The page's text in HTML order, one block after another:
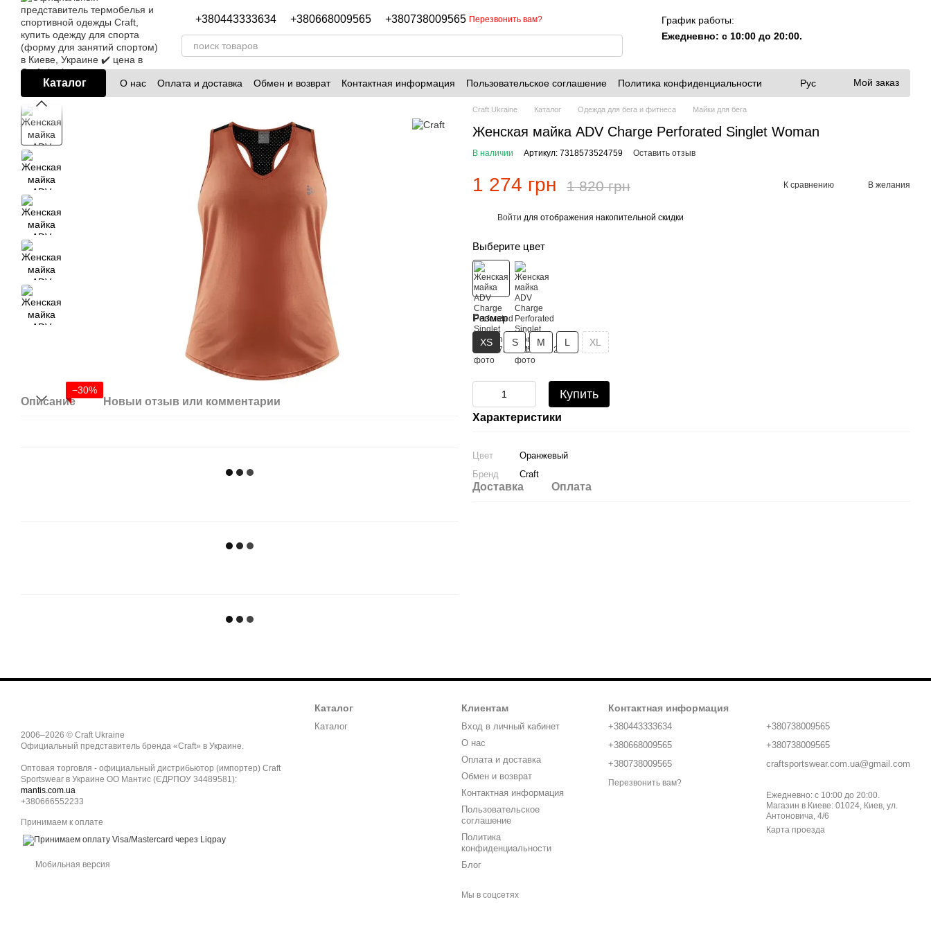
Перейти к основному контенту
+380443333634 +380668009565 +380738009565 Перезвонить вам?
График работы:
Ежедневно: с 10:00 до 20:00.
Каталог О нас Оплата и доставка Обмен и возврат Контактная информация Пользовательское соглашение
Политика конфиденциальности
Блог
Рус Мой заказ
−30%
Описание Новый отзыв или комментарий
Craft Ukraine Каталог Одежда для бега и фитнеса Майки для бега
Женская майка ADV Charge Perforated Singlet Woman
В наличии Артикул: 7318573524759 Оставить отзыв
1 274 грн 1 820 грн К сравнению В желания
Войти для отображения накопительной скидки
Выберите цвет
Размер
XS S M L XL
Купить
Характеристики
Цвет
Оранжевый
Бренд
Craft
Доставка Оплата
2006–2026 © Craft Ukraine
Официальный представитель бренда «Craft» в Украине.
Оптовая торговля - официальный дистрибьютор (импортер) Craft
Sportswear в Украине ОО Мантис (ЄДРПОУ 34489581):
mantis.com.ua
+380666552233
Принимаем к оплате
Мобильная версия
Каталог
Каталог
Клиентам
Вход в личный кабинет
О нас
Оплата и доставка
Обмен и возврат
Контактная информация
Пользовательское
соглашение
Политика
конфиденциальности
Блог
Мы в соцсетях
Контактная информация
+380443333634
+380668009565
+380738009565
Перезвонить вам?
+380738009565
+380738009565
craftsportswear.com.ua@gmail.com
Ежедневно: с 10:00 до 20:00.
Магазин в Киеве: 01024, Киев, ул.
Антоновича, 4/6
Карта проезда